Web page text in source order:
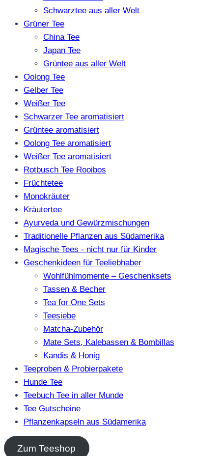
Schwarztee aus aller Welt
Grüner Tee
China Tee
Japan Tee
Grüntee aus aller Welt
Oolong Tee
Gelber Tee
Weißer Tee
Schwarzer Tee aromatisiert
Grüntee aromatisiert
Oolong Tee aromatisiert
Weißer Tee aromatisiert
Rotbusch Tee Rooibos
Früchtetee
Monokräuter
Kräutertee
Ayurveda und Gewürzmischungen
Traditionelle Pflanzen aus Südamerika
Magische Tees - nicht nur für Kinder
Geschenkideen für Teeliebhaber
Wohlfühlmomente – Geschenksets
Tassen & Becher
Tea for One Sets
Teesiebe
Matcha-Zubehör
Mate Sets, Kalebassen & Bombillas
Kandis & Honig
Teeproben & Probierpakete
Hunde Tee
Teebuch Tee in aller Munde
Tee Gutscheine
Pflanzenkapseln aus Südamerika
Zum Teeshop